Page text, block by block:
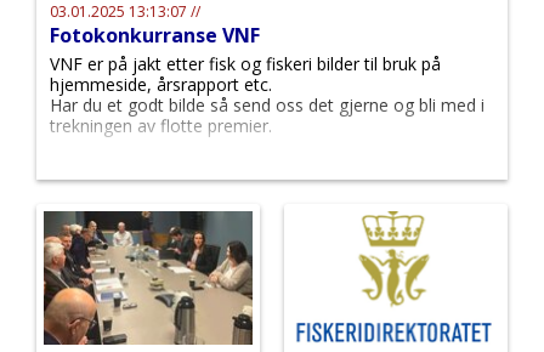
03.01.2025 13:13:07 //
Fotokonkurranse VNF
VNF er på jakt etter fisk og fiskeri bilder til bruk på
hjemmeside, årsrapport etc.
Har du et godt bilde så send oss det gjerne og bli med i
trekningen av flotte premier.